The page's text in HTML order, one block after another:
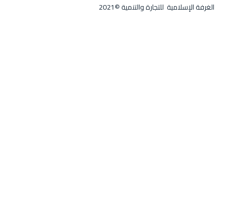
الغرفة الإسلامية للتجارة والتنمية ©2021